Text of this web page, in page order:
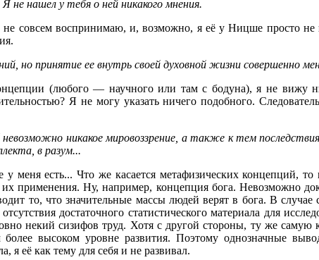
Я не нашел у тебя о ней никакого мнения.
совсем воспринимаю, и, возможно, я её у Ницше просто
но принятие ее внутрь своей духовной жизни совершенно
(любого — научного или там с бодуна), я не вижу
Я не могу указать ничего подобного.
никакое мировоззрение, а также к тем
в разум...
есть... Что же касается метафизических концепций, то
применения. Ну, например, концепция бога. Невозможно
то, что значительные массы людей верят в бога. В
достаточного статистического материала для
некий сизифов труд. Хотя с другой стороны, ту же
высоком уровне развития. Поэтому однозначные
я её как тему для себя и не развивал.